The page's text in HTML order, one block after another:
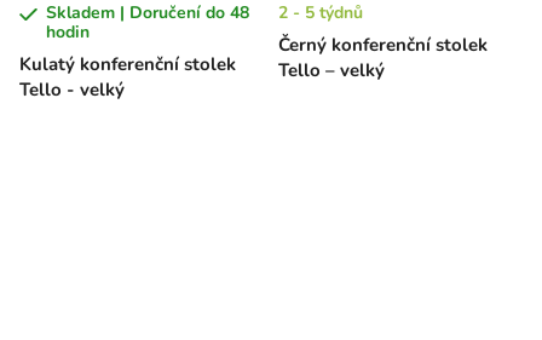
Kulatý konferenční stolek
Tello - velký
Skladem | Doručení do 48
hodin
Černý konferenční stolek
Tello – velký
2 - 5 týdnů